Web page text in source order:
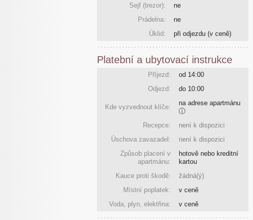
Sejf (trezor):
ne
Prádelna:
ne
Úklid:
při odjezdu (v ceně)
Platební a ubytovací instrukce
Příjezd:
od 14:00
Odjezd:
do 10:00
Kde vyzvednout klíče:
na adrese apartmánu
ⓘ
Recepce:
není k dispozici
Úschova zavazadel:
není k dispozici
Způsob placení v
apartmánu:
hotově nebo kreditní
kartou
Kauce proti škodě:
žádná(ý)
Místní poplatek:
v ceně
Voda, plyn, elektřina:
v ceně